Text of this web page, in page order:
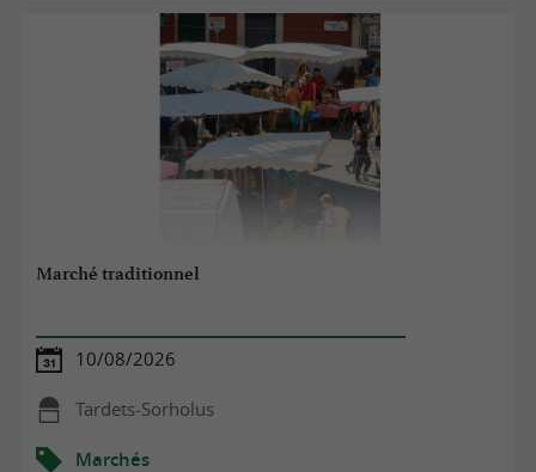
Marché traditionnel
10/08/2026
Tardets-Sorholus
Marchés